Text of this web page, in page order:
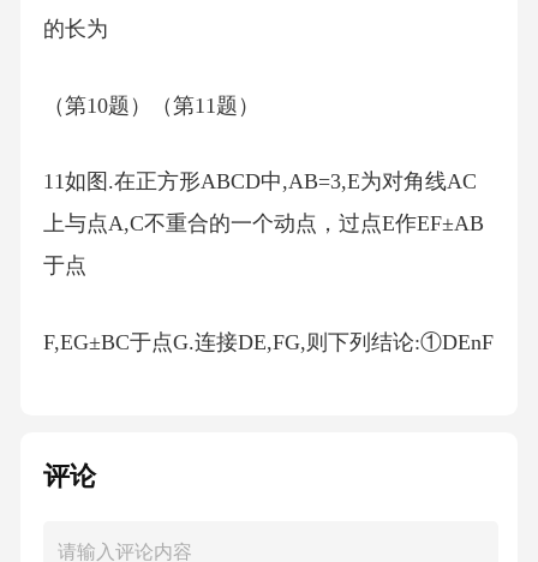
的长为
（第10题）（第11题）
11如图.在正方形ABCD中,AB=3,E为对角线AC
上与点A,C不重合的一个动点，过点E作EF±AB
于点
F,EG±BC于点G.连接DE,FG,则下列结论:①DEnF
评论